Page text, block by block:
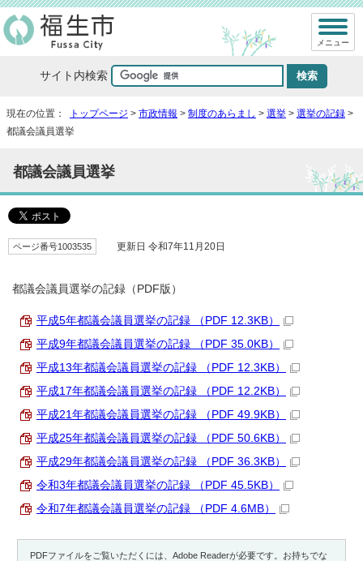
サイト内検索
メニュー
現在の位置： トップページ > 市政情報 > 制度のあらまし > 選挙 > 選挙の記録 >
都議会議員選挙
都議会議員選挙
ページ番号1003535 更新日 令和7年11月20日
都議会議員選挙の記録（PDF版）
平成5年都議会議員選挙の記録 （PDF 12.3KB）
平成9年都議会議員選挙の記録 （PDF 35.0KB）
平成13年都議会議員選挙の記録 （PDF 12.3KB）
平成17年都議会議員選挙の記録 （PDF 12.2KB）
平成21年都議会議員選挙の記録 （PDF 49.9KB）
平成25年都議会議員選挙の記録 （PDF 50.6KB）
平成29年都議会議員選挙の記録 （PDF 36.3KB）
令和3年都議会議員選挙の記録 （PDF 45.5KB）
令和7年都議会議員選挙の記録 （PDF 4.6MB）
PDFファイルをご覧いただくには、Adobe Readerが必要です。お持ちでな